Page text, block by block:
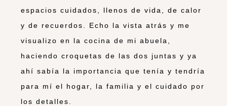
espacios cuidados, llenos de vida, de calor
y de recuerdos. Echo la vista atrás y me
visualizo en la cocina de mi abuela,
haciendo croquetas de las dos juntas y ya
ahí sabía la importancia que tenía y tendría
para mí el hogar, la familia y el cuidado por
los detalles.